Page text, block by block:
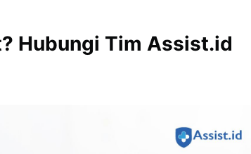
Hubungi Tim Assist.id